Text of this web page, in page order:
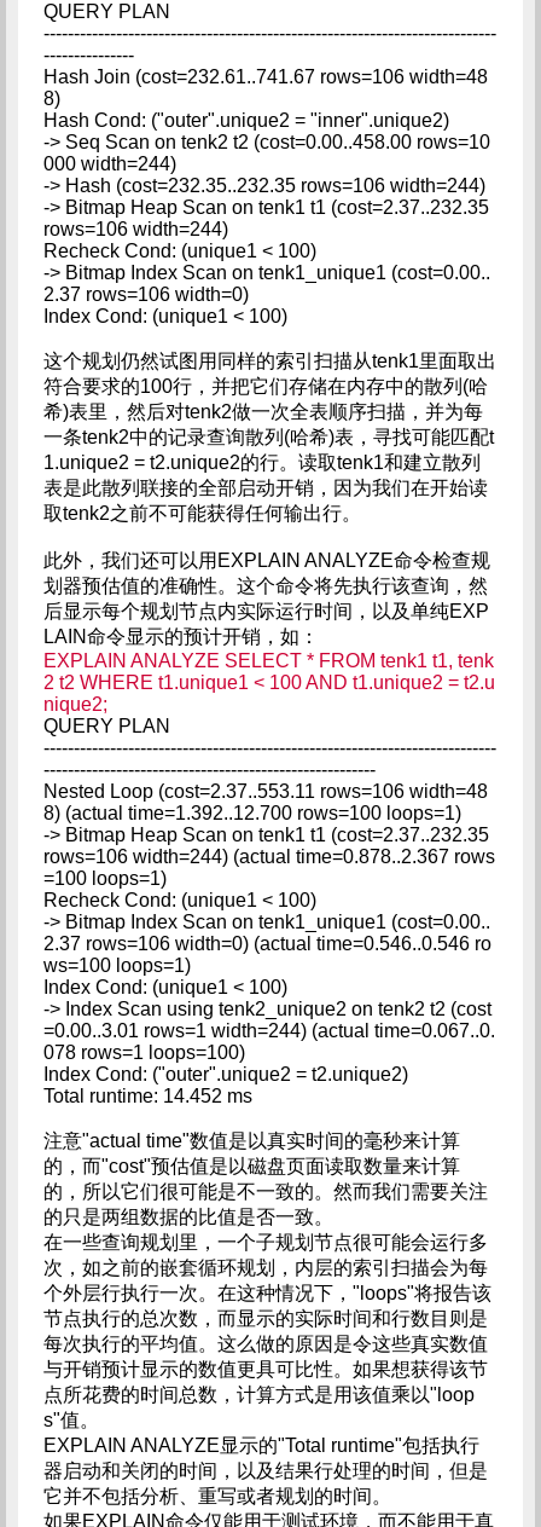
QUERY PLAN
---------------------------------------------------------------------------
---------------
Hash Join (cost=232.61..741.67 rows=106 width=48
8)
Hash Cond: ("outer".unique2 = "inner".unique2)
-> Seq Scan on tenk2 t2 (cost=0.00..458.00 rows=10
000 width=244)
-> Hash (cost=232.35..232.35 rows=106 width=244)
-> Bitmap Heap Scan on tenk1 t1 (cost=2.37..232.35
rows=106 width=244)
Recheck Cond: (unique1 < 100)
-> Bitmap Index Scan on tenk1_unique1 (cost=0.00..
2.37 rows=106 width=0)
Index Cond: (unique1 < 100)
这个规划仍然试图用同样的索引扫描从tenk1里面取出
符合要求的100行，并把它们存储在内存中的散列(哈
希)表里，然后对tenk2做一次全表顺序扫描，并为每
一条tenk2中的记录查询散列(哈希)表，寻找可能匹配t
1.unique2 = t2.unique2的行。读取tenk1和建立散列
表是此散列联接的全部启动开销，因为我们在开始读
取tenk2之前不可能获得任何输出行。
此外，我们还可以用EXPLAIN ANALYZE命令检查规
划器预估值的准确性。这个命令将先执行该查询，然
后显示每个规划节点内实际运行时间，以及单纯EXP
LAIN命令显示的预计开销，如：
EXPLAIN ANALYZE SELECT * FROM tenk1 t1, tenk
2 t2 WHERE t1.unique1 < 100 AND t1.unique2 = t2.u
nique2;
QUERY PLAN
---------------------------------------------------------------------------
-------------------------------------------------------
Nested Loop (cost=2.37..553.11 rows=106 width=48
8) (actual time=1.392..12.700 rows=100 loops=1)
-> Bitmap Heap Scan on tenk1 t1 (cost=2.37..232.35
rows=106 width=244) (actual time=0.878..2.367 rows
=100 loops=1)
Recheck Cond: (unique1 < 100)
-> Bitmap Index Scan on tenk1_unique1 (cost=0.00..
2.37 rows=106 width=0) (actual time=0.546..0.546 ro
ws=100 loops=1)
Index Cond: (unique1 < 100)
-> Index Scan using tenk2_unique2 on tenk2 t2 (cost
=0.00..3.01 rows=1 width=244) (actual time=0.067..0.
078 rows=1 loops=100)
Index Cond: ("outer".unique2 = t2.unique2)
Total runtime: 14.452 ms
注意"actual time"数值是以真实时间的毫秒来计算
的，而"cost"预估值是以磁盘页面读取数量来计算
的，所以它们很可能是不一致的。然而我们需要关注
的只是两组数据的比值是否一致。
在一些查询规划里，一个子规划节点很可能会运行多
次，如之前的嵌套循环规划，内层的索引扫描会为每
个外层行执行一次。在这种情况下，"loops"将报告该
节点执行的总次数，而显示的实际时间和行数目则是
每次执行的平均值。这么做的原因是令这些真实数值
与开销预计显示的数值更具可比性。如果想获得该节
点所花费的时间总数，计算方式是用该值乘以"loop
s"值。
EXPLAIN ANALYZE显示的"Total runtime"包括执行
器启动和关闭的时间，以及结果行处理的时间，但是
它并不包括分析、重写或者规划的时间。
如果EXPLAIN命令仅能用于测试环境，而不能用于真